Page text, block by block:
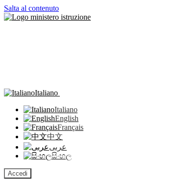
Salta al contenuto
Italiano
Italiano
English
Français
中文
عربى
සිංහල
Accedi